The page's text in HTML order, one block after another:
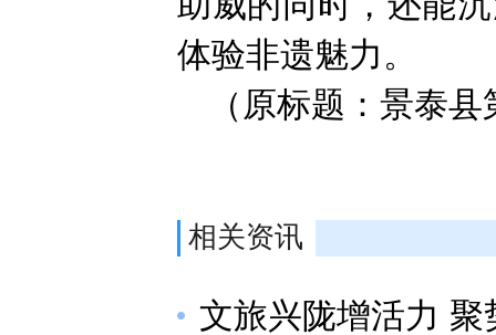
体验非遗魅力。
（原标题：景泰
相关资讯
文旅兴陇增活力 聚